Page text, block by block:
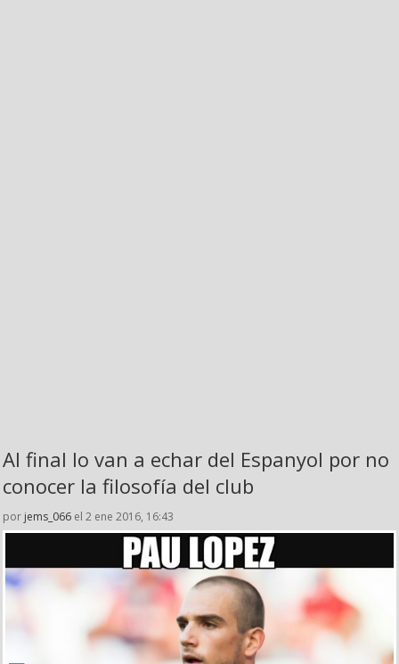
Al final lo van a echar del Espanyol por no
conocer la filosofía del club
por jems_066 el 2 ene 2016, 16:43